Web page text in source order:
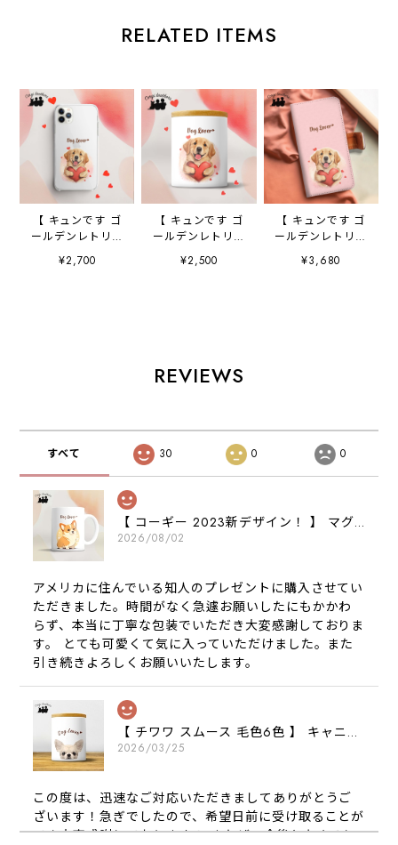
RELATED ITEMS
【 キュンです ゴ
ールデンレトリバ
ー 】 スマホケー
ス クリアソフト
¥2,700
【 キュンです ゴ
ールデンレトリバ
ー 】 キャニスタ
ー 保存容器 お
¥2,500
【 キュンです ゴ
ールデンレトリバ
ー 】 手帳 スマホ
ケース 犬 うち
¥3,680
REVIEWS
すべて 30 0 0
【 コーギー 2023新デザイン！ 】 マグカップ お家用 プレゼント 犬 うちの子 犬グッズ ギフト
2026/08/02
アメリカに住んでいる知人のプレゼントに購入させてい
ただきました。時間がなく急遽お願いしたにもかかわ
らず、本当に丁寧な包装でいただき大変感謝しておりま
す。 とても可愛くて気に入っていただけました。また
引き続きよろしくお願いいたします。
【 チワワ スムース 毛色6色 】 キャニスター 保存容器 お家用 プレゼント 犬 ペット うちの子 犬グッズ
2026/03/25
この度は、迅速なご対応いただきましてありがとうご
ざいます！急ぎでしたので、希望日前に受け取ることが
でき大変感謝しております！ またぜひ今後ともよろし